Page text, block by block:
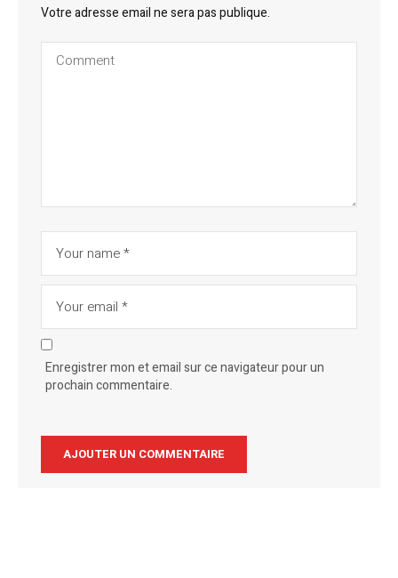
Votre adresse email ne sera pas publique.
Enregistrer mon et email sur ce navigateur pour un
prochain commentaire.